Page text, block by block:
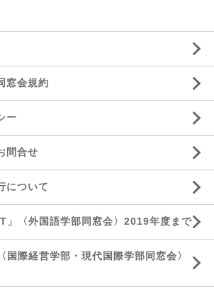
窓会規約
ー
問合せ
について
」〈外国語学部同窓会〉2019年度まで
国際経営学部・現代国際学部同窓会〉